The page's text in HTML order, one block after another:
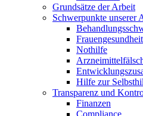
Grundsätze der Arbeit
Schwerpunkte unserer
Nothilfe
Hilfe zur
Transparenz und
Finanzen
Compliance